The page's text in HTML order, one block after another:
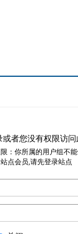
或者您没有权限访
：你所属的用户组不
点会员,请先登录站点